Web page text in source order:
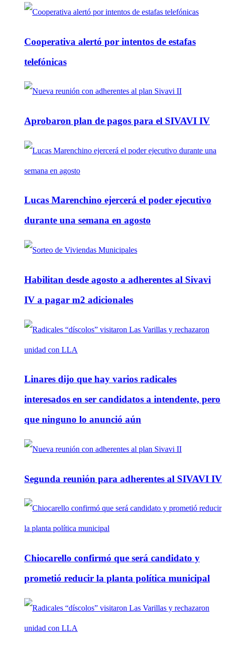
Cooperativa alertó por intentos de estafas
telefónicas
Aprobaron plan de pagos para el SIVAVI IV
Lucas Marenchino ejercerá el poder ejecutivo
durante una semana en agosto
Habilitan desde agosto a adherentes al Sivavi
IV a pagar m2 adicionales
Linares dijo que hay varios radicales
interesados en ser candidatos a intendente, pero
que ninguno lo anunció aún
Segunda reunión para adherentes al SIVAVI IV
Chiocarello confirmó que será candidato y
prometió reducir la planta política municipal